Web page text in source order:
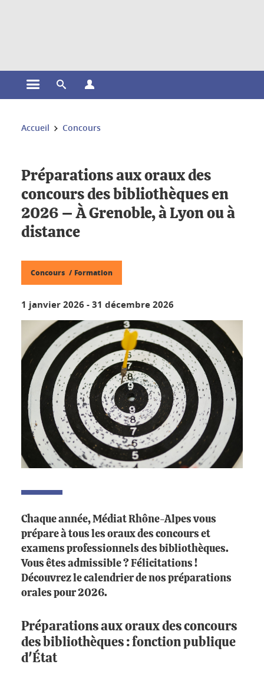
Ouvrir le menu principal
Ouvrir le moteur de recherche
Vous êtes ici :
Accueil Concours
Préparations aux oraux des
concours des bibliothèques en
2026 – À Grenoble, à Lyon ou à
distance
Concours Formation
1 janvier 2026 -31 décembre 2026
Chaque année, Médiat Rhône-Alpes vous
prépare à tous les oraux des concours et
examens professionnels des bibliothèques.
Vous êtes admissible ? Félicitations !
Découvrez le calendrier de nos préparations
orales pour 2026.
Préparations aux oraux des concours
des bibliothèques : fonction publique
d'État